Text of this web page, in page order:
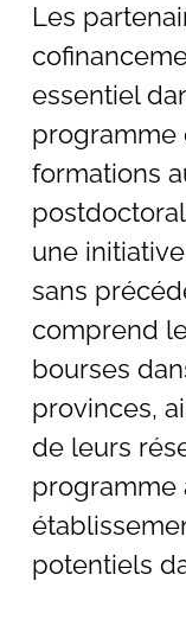
Les
essentiel
programme
formations
une
sans
comprend
bourses
provinces,
de leurs
programme
potentiels